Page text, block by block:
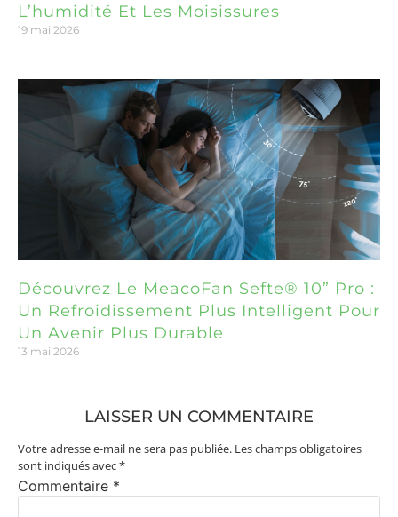
L’humidité Et Les Moisissures
19 mai 2026
Découvrez Le MeacoFan Sefte® 10” Pro :
Un Refroidissement Plus Intelligent Pour
Un Avenir Plus Durable
13 mai 2026
LAISSER UN COMMENTAIRE
Votre adresse e-mail ne sera pas publiée. Les champs obligatoires
sont indiqués avec*
Commentaire *